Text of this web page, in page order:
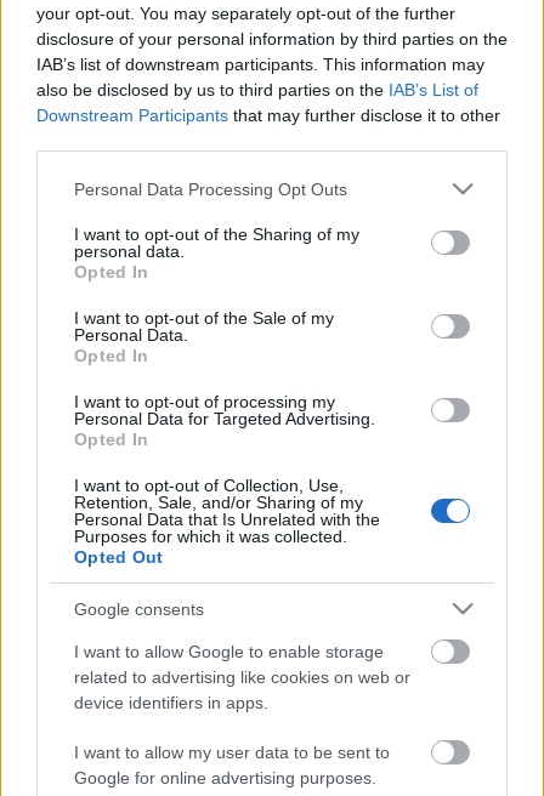
your opt-out. You may separately opt-out of the further
disclosure of your personal information by third parties on the
IAB’s list of downstream participants. This information may
also be disclosed by us to third parties on the IAB’s List of
Downstream Participants that may further disclose it to other
Please note that this website/app uses one or more Google
not limited to your visit or usage behaviour. You may click to
grant or deny consent to Google and its third-party tags to
use your data for below specified purposes in below Google
consent section.
Personal Data Processing Opt Outs
I want to opt-out of the Sharing of my
personal data.
Opted In
I want to opt-out of the Sale of my
Personal Data.
Opted In
I want to opt-out of processing my
Personal Data for Targeted Advertising.
Opted In
I want to opt-out of Collection, Use,
Retention, Sale, and/or Sharing of my
Personal Data that Is Unrelated with the
Purposes for which it was collected.
Opted Out
Google consents
I want to allow Google to enable storage
related to advertising like cookies on web or
device identifiers in apps.
I want to allow my user data to be sent to
Google for online advertising purposes.
5 regény, amit el kell olvasnod
BBerni86•2019. december 31.
Vége 2019-nek, így nézzük is vissza, melyek a
legolvasottabb bejegyzések az oldalon! (A címek
linkek egyben, ha valamit visszaolvasnátok :) 5:
Bethany-Kris: Titokzatos és tüzes - Chicago
városában maffia háború van kitörőben, amikor egy
elrendezett házasság nagyon is felforrósodik. 4: 5
regény,…
Idézzünk!
BBerni86 •2019. március 20.
Hathadrabnak az Angliába tartó kamionban átélt
megpróbáltatásai, egyszer csak előálltak egy vécével